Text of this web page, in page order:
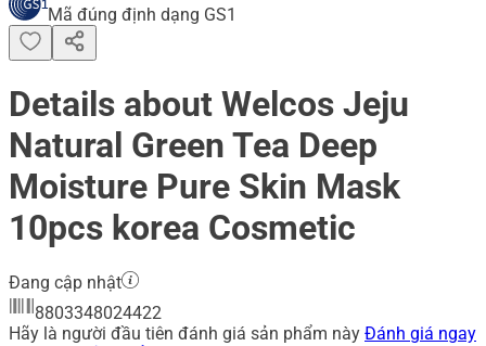
Mã đúng định dạng GS1
Details about Welcos Jeju
Natural Green Tea Deep
Moisture Pure Skin Mask
10pcs korea Cosmetic
Đang cập nhật
8803348024422
Hãy là người đầu tiên đánh giá sản phẩm này Đánh giá ngay